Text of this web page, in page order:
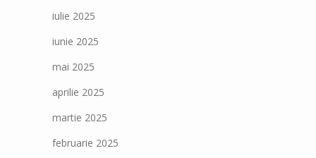
iulie 2025
iunie 2025
mai 2025
aprilie 2025
martie 2025
februarie 2025